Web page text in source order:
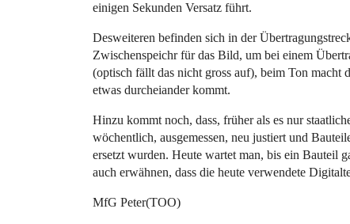
einigen Sekunden Versatz führt.
Desweiteren befinden sich in der
Zwischenspeichr für das Bild, um bei einem
(optisch fällt das nicht gross auf), beim Ton macht
etwas durcheiander kommt.
Hinzu kommt noch, dass, früher als es nur
wöchentlich, ausgemessen, neu justiert und
ersetzt wurden. Heute wartet man, bis ein Bauteil
auch erwähnen, dass die heute verwendete
MfG Peter(TOO)